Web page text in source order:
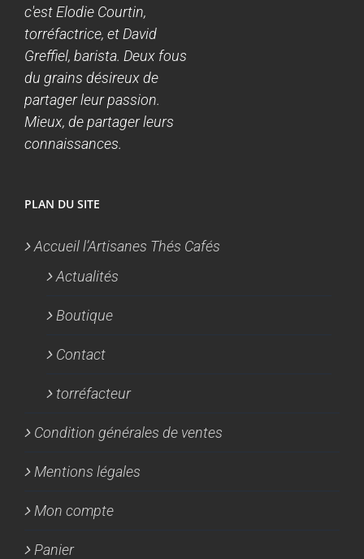
c'est Elodie Courtin,
torréfactrice, et David
Greffiel, barista. Deux fous
du grains désireux de
partager leur passion.
Mieux, de partager leurs
connaissances.
PLAN DU SITE
Accueil l’Artisanes Thés Cafés
Actualités
Boutique
Contact
torréfacteur
Condition générales de ventes
Mentions légales
Mon compte
Panier